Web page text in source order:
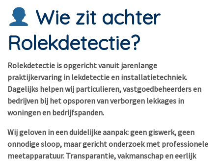
Wie zit achter
Rolekdetectie?
Rolekdetectie is opgericht vanuit jarenlange
praktijkervaring in lekdetectie en installatietechniek.
Dagelijks helpen wij particulieren, vastgoedbeheerders en
bedrijven bij het opsporen van verborgen lekkages in
woningen en bedrijfspanden.
Wij geloven in een duidelijke aanpak: geen giswerk, geen
onnodige sloop, maar gericht onderzoek met professionele
meetapparatuur. Transparantie, vakmanschap en eerlijk